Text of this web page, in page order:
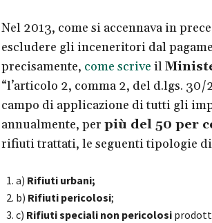
Nel 2013, come si accennava in
escludere gli inceneritori dal
precisamente, come scrive il
“l’articolo 2, comma 2, del d.lgs. 30/
campo di applicazione di tutti gli
annualmente, per più del 50 per
rifiuti trattati, le seguenti tipologie
a) Rifiuti urbani;
b) Rifiuti pericolosi;
c) Rifiuti speciali non pericolosi